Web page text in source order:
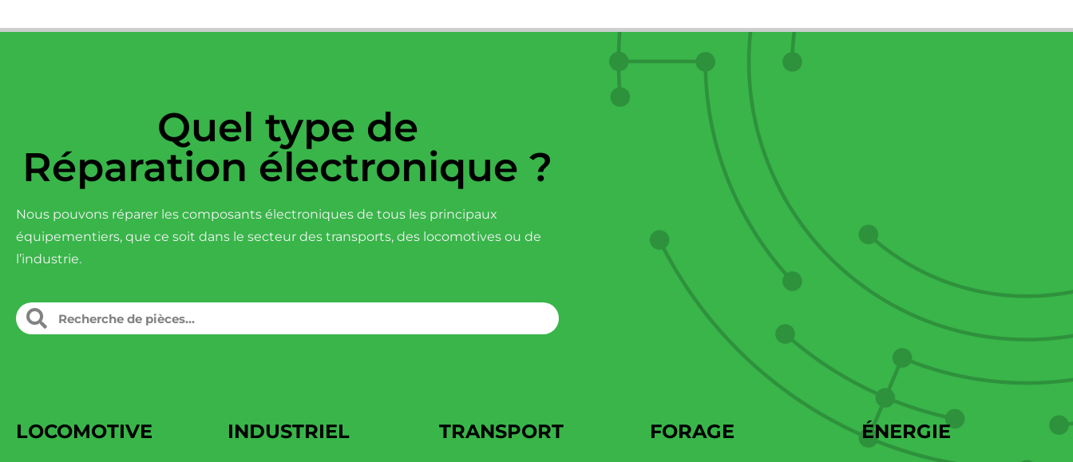
Quel type de
Réparation électronique ?
Nous pouvons réparer les composants électroniques de tous les principaux
équipementiers, que ce soit dans le secteur des transports, des locomotives ou de
l’industrie.
LOCOMOTIVE INDUSTRIEL TRANSPORT FORAGE ÉNERGIE